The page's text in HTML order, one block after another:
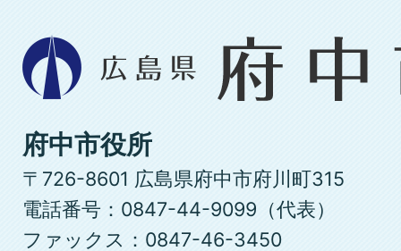
広
島
県
府
中
市
府中市役所
〒726-8601 広島県府中市府川町315
電話番号：0847-44-9099（代表）
ファックス：0847-46-3450